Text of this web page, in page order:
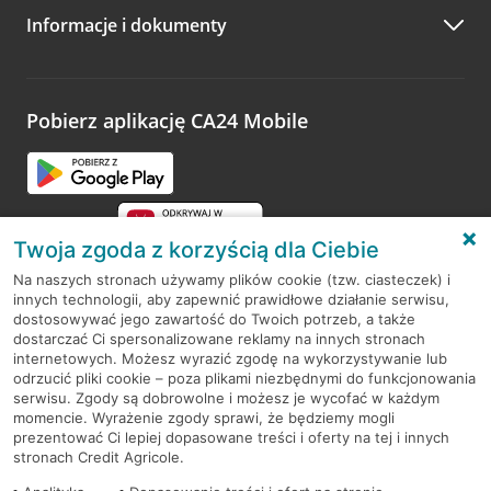
Zachęcamy do podzielenia się z nami opinią o wizycie.
opinie.
Informacje i dokumenty
Pobierz aplikację CA24 Mobile
RODO
Regulamin serwisu
Mapa serwisu
PolitykaCookies
Twoja zgoda z korzyścią dla Ciebie
Na naszych stronach używamy plików cookie (tzw. ciasteczek) i
innych technologii, aby zapewnić prawidłowe działanie serwisu,
dostosowywać jego zawartość do Twoich potrzeb, a także
dostarczać Ci spersonalizowane reklamy na innych stronach
internetowych. Możesz wyrazić zgodę na wykorzystywanie lub
odrzucić pliki cookie – poza plikami niezbędnymi do funkcjonowania
serwisu. Zgody są dobrowolne i możesz je wycofać w każdym
momencie. Wyrażenie zgody sprawi, że będziemy mogli
prezentować Ci lepiej dopasowane treści i oferty na tej i innych
stronach Credit Agricole.